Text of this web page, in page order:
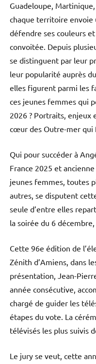
Guadeloupe,
chaque territoire
défendre ses couleurs
convoitée. Depuis
se distinguent par leur
leur popularité auprès
elles figurent parmi les
ces jeunes femmes qui
2026 ? Portraits, enjeux
cœur des Outre-mer qui
Qui pour succéder à
France 2025 et
jeunes femmes, toutes
autres, se disputent
seule d’entre elles
la soirée du 6
Cette 96e édition de
Zénith d’Amiens, dans
présentation, Jean-
année consécutive,
chargé de guider les
étapes du vote. La
télévisés les plus suivis
Le jury se veut, cette